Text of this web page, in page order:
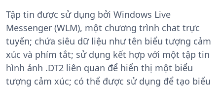
Tập tin được sử dụng bởi Windows Live
Messenger (WLM), một chương trình chat trực
tuyến; chứa siêu dữ liệu như tên biểu tượng cảm
xúc và phím tắt; sử dụng kết hợp với một tập tin
hình ảnh .DT2 liên quan để hiển thị một biểu
tượng cảm xúc; có thể được sử dụng để tạo biểu